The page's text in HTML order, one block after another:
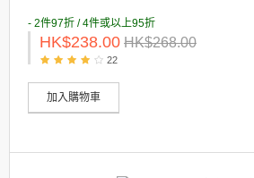
- 2件97折 / 4件或以上95折
HK$238.00 HK$268.00
22
加入購物車